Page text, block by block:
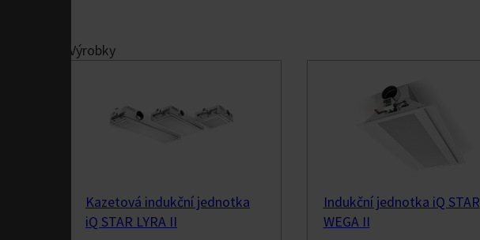
Ventilation System Solutions
Požární bezpečnost & odsávání kouře
Výrobky
Kazetová indukční jednotka
iQ STAR LYRA II
Indukční jednotka iQ STAR
WEGA II